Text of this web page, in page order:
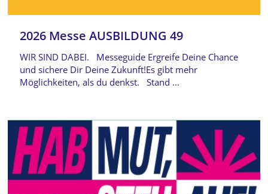
2026 Messe AUSBILDUNG 49
WIR SIND DABEI. Messeguide Ergreife Deine Chance
und sichere Dir Deine Zukunft!Es gibt mehr
Möglichkeiten, als du denkst. Stand ...